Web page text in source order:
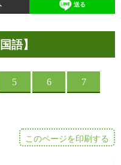
送る
語】
このページを印刷する